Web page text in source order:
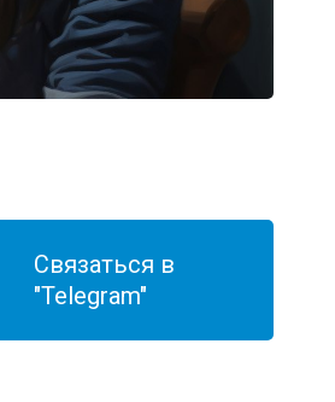
Связаться в
"Telegram"